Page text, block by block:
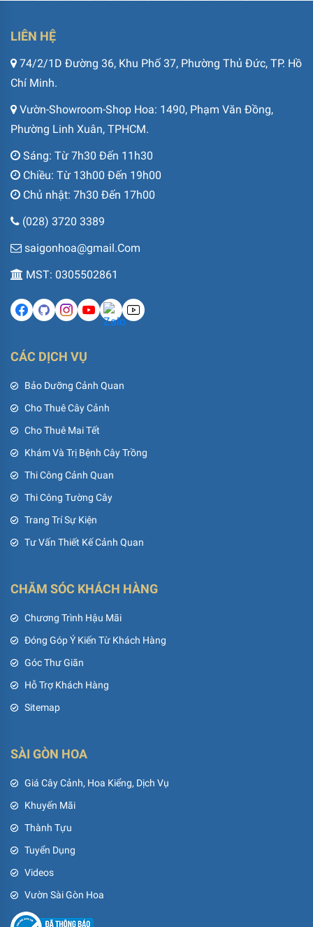
LIÊN HỆ
74/2/1D Đường 36, Khu Phố 37, Phường Thủ Đức, TP. Hồ
Chí Minh.
Vườn-Showroom-Shop Hoa: 1490, Phạm Văn Đồng,
Phường Linh Xuân, TPHCM.
Sáng: Từ 7h30 Đến 11h30
Chiều: Từ 13h00 Đến 19h00
Chủ nhật: 7h30 Đến 17h00
(028) 3720 3389
saigonhoa@gmail.Com
MST: 0305502861
CÁC DỊCH VỤ
Bảo Dưỡng Cảnh Quan
Cho Thuê Cây Cảnh
Cho Thuê Mai Tết
Khám Và Trị Bệnh Cây Trồng
Thi Công Cảnh Quan
Thi Công Tường Cây
Trang Trí Sự Kiện
Tư Vấn Thiết Kế Cảnh Quan
CHĂM SÓC KHÁCH HÀNG
Chương Trình Hậu Mãi
Đóng Góp Ý Kiến Từ Khách Hàng
Góc Thư Giãn
Hỗ Trợ Khách Hàng
Sitemap
SÀI GÒN HOA
Giá Cây Cảnh, Hoa Kiểng, Dịch Vụ
Khuyến Mãi
Thành Tựu
Tuyển Dụng
Videos
Vườn Sài Gòn Hoa